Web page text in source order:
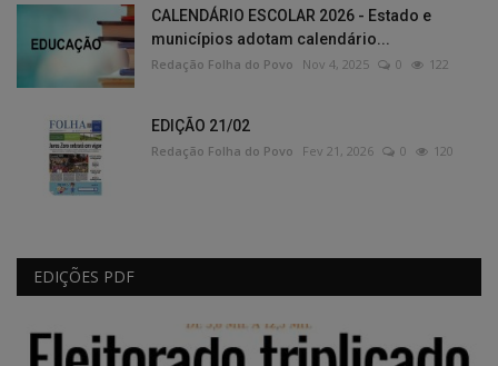
CALENDÁRIO ESCOLAR 2026 - Estado e
municípios adotam calendário...
Redação Folha do Povo Nov 4, 2025 0 122
EDIÇÃO 21/02
Redação Folha do Povo Fev 21, 2026 0 120
EDIÇÕES PDF